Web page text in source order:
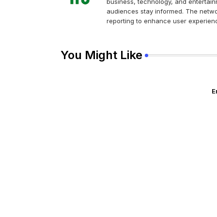
audiences stay informed. The
reporting to enhance user
You Might Like